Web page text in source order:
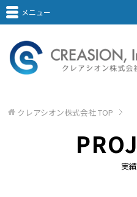
メニュー
クレアシオン株式会社TOP
実